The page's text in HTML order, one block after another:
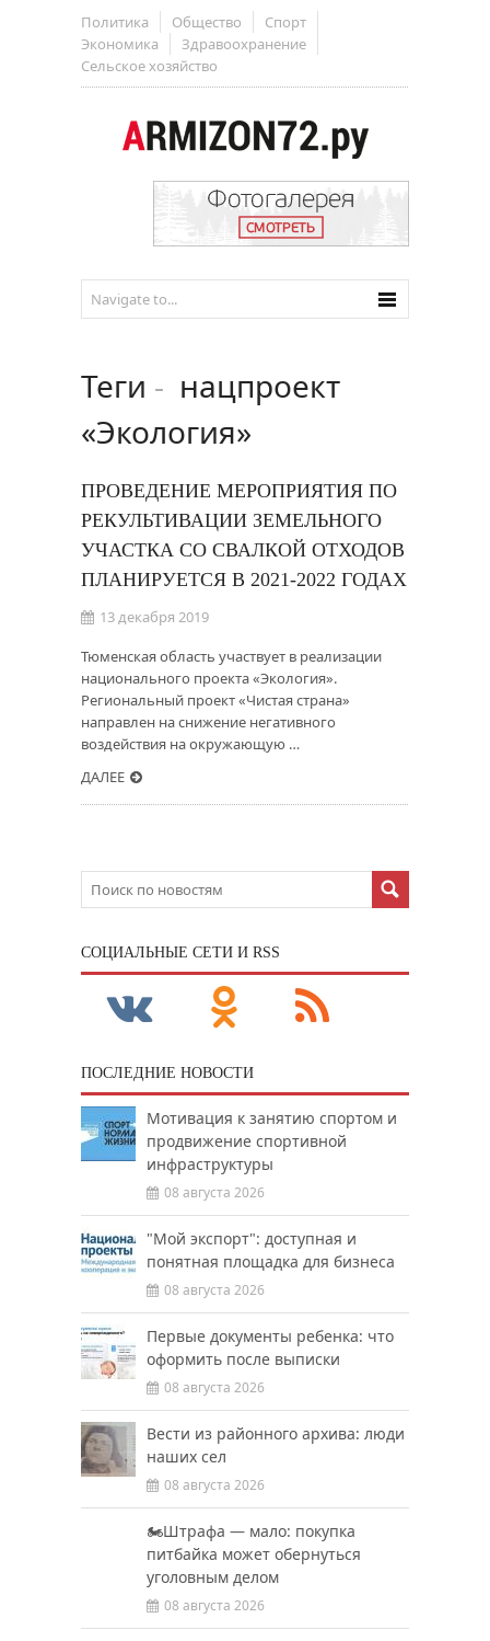
Политика Общество
Спорт
Экономика
Здравоохранение
Сельское хозяйство
Теги - нацпроект
«Экология»
ПРОВЕДЕНИЕ МЕРОПРИЯТИЯ ПО
РЕКУЛЬТИВАЦИИ ЗЕМЕЛЬНОГО
УЧАСТКА СО СВАЛКОЙ ОТХОДОВ
ПЛАНИРУЕТСЯ В 2021-2022 ГОДАХ
13 декабря 2019
Тюменская область участвует в реализации
национального проекта «Экология».
Региональный проект «Чистая страна»
направлен на снижение негативного
воздействия на окружающую …
ДАЛЕЕ
CОЦИАЛЬНЫЕ СЕТИ И RSS
ПОСЛЕДНИЕ НОВОСТИ
Мотивация к занятию спортом и
продвижение спортивной
инфраструктуры
08 августа 2026
"Мой экспорт": доступная и
понятная площадка для бизнеса
08 августа 2026
Первые документы ребенка: что
оформить после выписки
08 августа 2026
Вести из районного архива: люди
наших сел
08 августа 2026
🏍️Штрафа — мало: покупка
питбайка может обернуться
уголовным делом
08 августа 2026